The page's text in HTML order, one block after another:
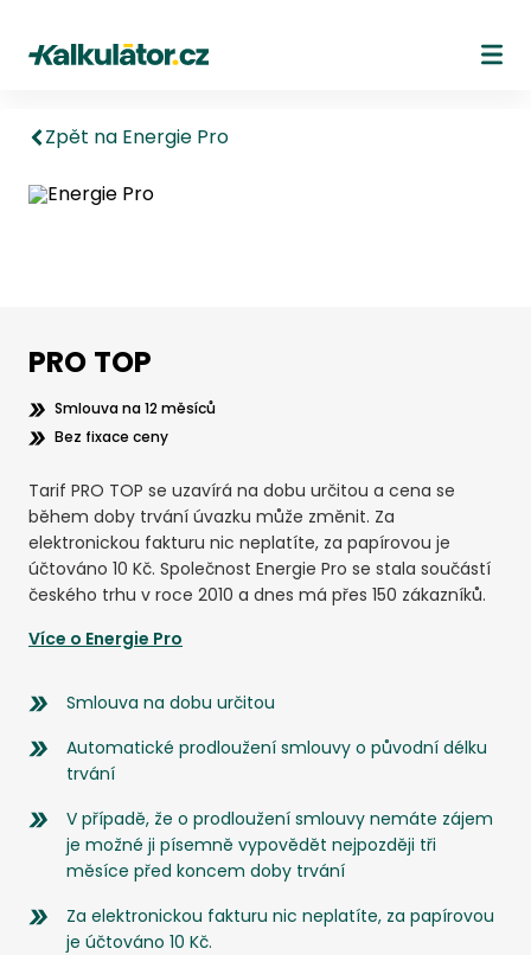
Kalkulátor.cz
Zpět na Energie Pro
PRO TOP
Smlouva na 12 měsíců
Bez fixace ceny
Tarif PRO TOP se uzavírá na dobu určitou a cena se
během doby trvání úvazku může změnit. Za
elektronickou fakturu nic neplatíte, za papírovou je
účtováno 10 Kč. Společnost Energie Pro se stala součástí
českého trhu v roce 2010 a dnes má přes 150 zákazníků.
Více o Energie Pro
Smlouva na dobu určitou
Automatické prodloužení smlouvy o původní délku
trvání
V případě, že o prodloužení smlouvy nemáte zájem
je možné ji písemně vypovědět nejpozději tři
měsíce před koncem doby trvání
Za elektronickou fakturu nic neplatíte, za papírovou
je účtováno 10 Kč.